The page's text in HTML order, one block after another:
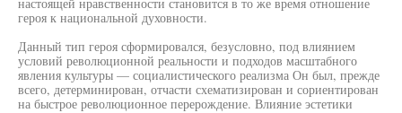
героя к национальной духовности.
Данный тип героя сформировался, безусловно, под влиянием
условий революционной реальности и подходов масштабного
явления культуры — социалистического реализма Он был, прежде
всего, детерминирован, отчасти схематизирован и сориентирован
на быстрое революционное перерождение. Влияние эстетики